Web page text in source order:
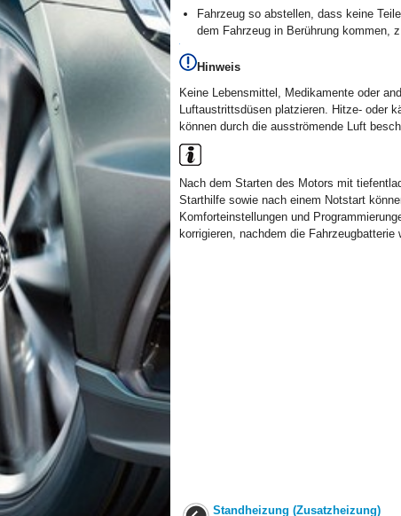
Fahrzeug so abstellen, dass keine
dem Fahrzeug in Berührung kommen,
Hinweis
Keine Lebensmittel, Medikamente oder
Luftaustrittsdüsen platzieren. Hitze- oder
können durch die ausströmende Luft
Nach dem Starten des Motors mit
Starthilfe sowie nach einem Notstart
Komforteinstellungen und
korrigieren, nachdem die
Standheizung (Zusatzheizung)